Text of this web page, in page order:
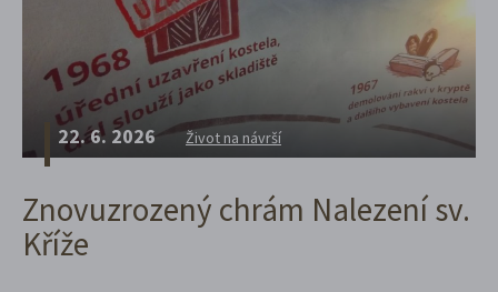
22. 6. 2026 Život na návrší
Znovuzrozený chrám Nalezení sv.
Kříže